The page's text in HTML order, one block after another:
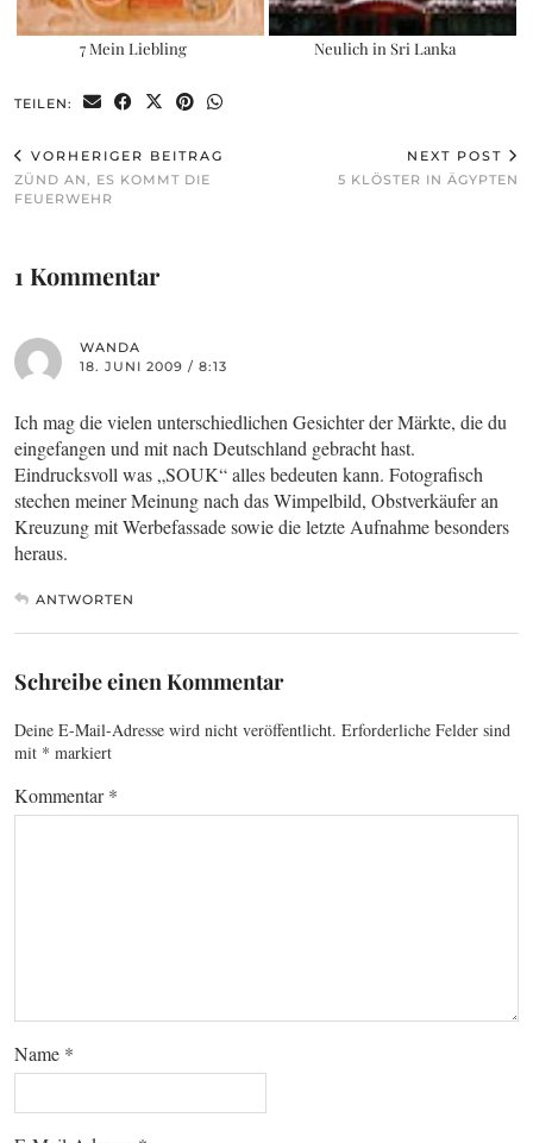
7 Mein Liebling Neulich in Sri Lanka
TEILEN:
VORHERIGER BEITRAG
ZÜND AN, ES KOMMT DIE
FEUERWEHR
NEXT POST
5 KLÖSTER IN ÄGYPTEN
1 Kommentar
WANDA
18. JUNI 2009 / 8:13
Ich mag die vielen unterschiedlichen Gesichter der Märkte, die du
eingefangen und mit nach Deutschland gebracht hast.
Eindrucksvoll was „SOUK“ alles bedeuten kann. Fotografisch
stechen meiner Meinung nach das Wimpelbild, Obstverkäufer an
Kreuzung mit Werbefassade sowie die letzte Aufnahme besonders
heraus.
ANTWORTEN
Schreibe einen Kommentar
Deine E-Mail-Adresse wird nicht veröffentlicht. Erforderliche Felder sind
mit * markiert
Kommentar*
Name *